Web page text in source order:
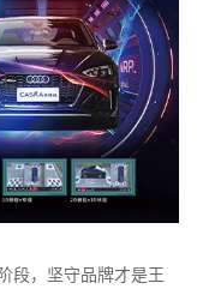
段，坚守品牌才是王